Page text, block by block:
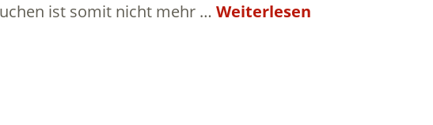
ist somit nicht mehr … Weiterlesen